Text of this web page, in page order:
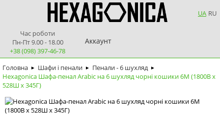
UA RU
Час роботи
Пн-Пт 9.00 - 18.00
+38 (098) 397-46-78
Аккаунт
Головна ► Шафи і пенали ► Пенали - 6 шухляд ►
Hexagonica Шафа-пенал Arabic на 6 шухляд чорні кошики 6М (1800В х
528Ш х 345Г)